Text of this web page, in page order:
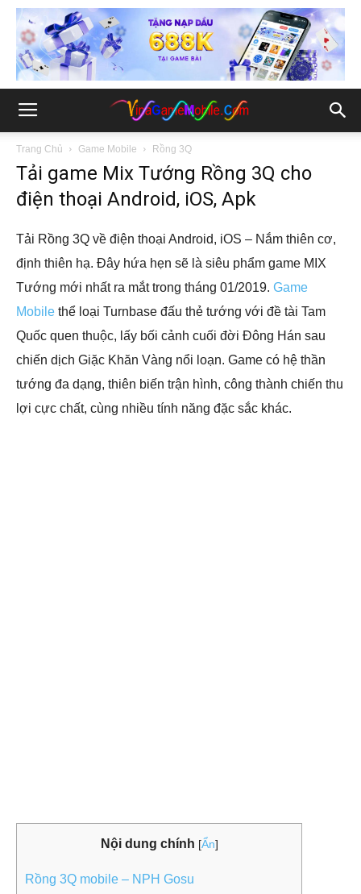
Trang Chủ Game Mobile Rồng 3Q
Tải game Mix Tướng Rồng 3Q cho
điện thoại Android, iOS, Apk
Tải Rồng 3Q về điện thoại Android, iOS – Nắm thiên cơ,
định thiên hạ. Đây hứa hẹn sẽ là siêu phẩm game MIX
Tướng mới nhất ra mắt trong tháng 01/2019. Game
Mobile thể loại Turnbase đấu thẻ tướng với đề tài Tam
Quốc quen thuộc, lấy bối cảnh cuối đời Đông Hán sau
chiến dịch Giặc Khăn Vàng nổi loạn. Game có hệ thần
tướng đa dạng, thiên biến trận hình, công thành chiến thu
lợi cực chất, cùng nhiều tính năng đặc sắc khác.
Nội dung chính [Ẩn]
Rồng 3Q mobile – NPH Gosu